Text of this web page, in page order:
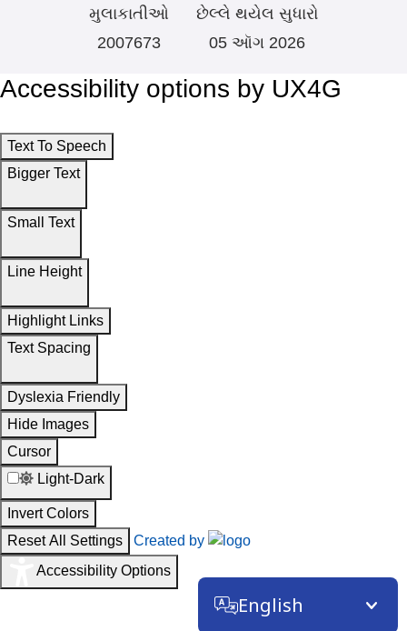
મુલાકાતીઓ
2007673
છેલ્લે થયેલ સુધારો
05 ઑગ 2026
Accessibility options by UX4G
Text To Speech
Bigger Text
Small Text
Line Height
Highlight Links
Text Spacing
Dyslexia Friendly
Hide Images
Cursor
Light-Dark
Invert Colors
Reset All Settings
Created by
Accessibility Options
English